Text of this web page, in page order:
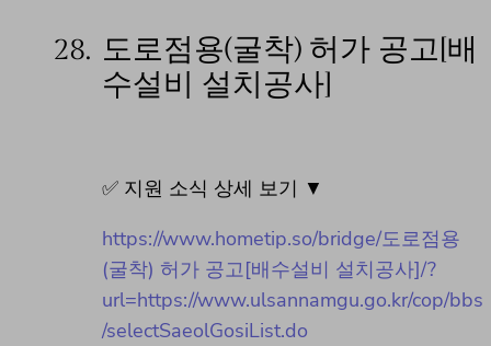
28. 도로점용(굴착) 허가 공고[배
수설비 설치공사]
✅ 지원 소식 상세 보기 ▼
https://www.hometip.so/bridge/도로점용
(굴착) 허가 공고[배수설비 설치공사]/?
url=https://www.ulsannamgu.go.kr/cop/bbs
/selectSaeolGosiList.do